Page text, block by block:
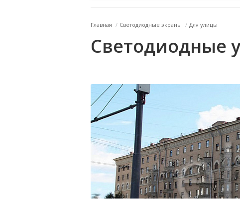
Главная / Светодиодные экраны / Для улицы
Светодиодные